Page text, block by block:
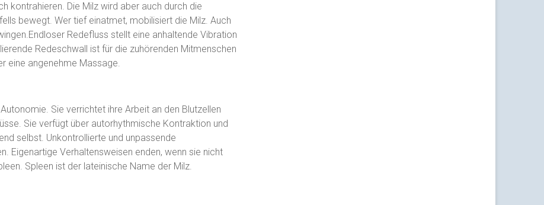
kontrahieren. Die Milz wird aber auch durch die
bewegt. Wer tief einatmet, mobilisiert die Milz. Auch
Redefluss stellt eine anhaltende Vibration
Redeschwall ist für die zuhörenden Mitmenschen
eine angenehme Massage.
Sie verrichtet ihre Arbeit an den Blutzellen
Sie verfügt über autorhythmische Kontraktion und
selbst. Unkontrollierte und unpassende
Eigenartige Verhaltensweisen enden, wenn sie nicht
Spleen ist der lateinische Name der Milz.